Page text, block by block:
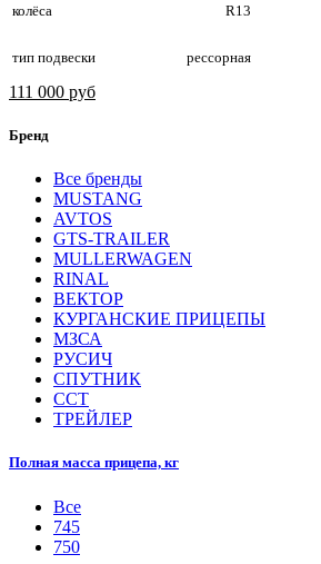
колёса R13
тип подвески рессорная
111 000 руб
Бренд
Все бренды
MUSTANG
AVTOS
GTS-TRAILER
MULLERWAGEN
RINAL
ВЕКТОР
КУРГАНСКИЕ ПРИЦЕПЫ
МЗСА
РУСИЧ
СПУТНИК
ССТ
ТРЕЙЛЕР
Полная масса прицепа, кг
Все
745
750